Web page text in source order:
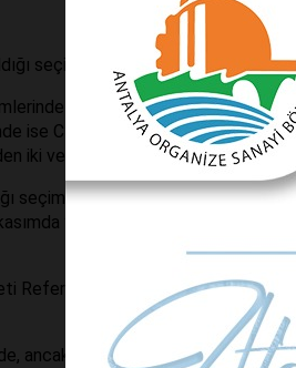
seçimlerin sonuçlarına bakalım
kontenjan adayı olarak 3.
ise CHP’nin oyları az bir yükselişle
iki vekil daha fazla çıkardı.
seçiminde Erdoğan’ın yüzde
yüzde 33,3 olan oyunu yüzde
Referandumda yüzde 60 hayır
ancak özeti şu ki; Budak’ın